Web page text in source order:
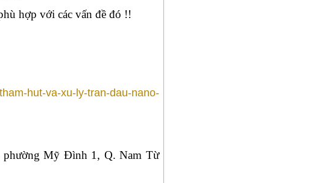
hợp với các vấn đề đó !!
hut-va-xu-ly-tran-dau-nano-
phường Mỹ Đình 1, Q. Nam Từ